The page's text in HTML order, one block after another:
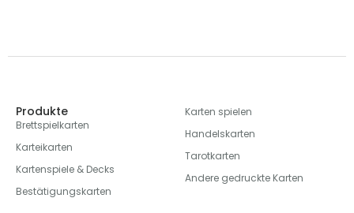
Produkte
Brettspielkarten
Karteikarten
Kartenspiele & Decks
Bestätigungskarten
Karten spielen
Handelskarten
Tarotkarten
Andere gedruckte Karten